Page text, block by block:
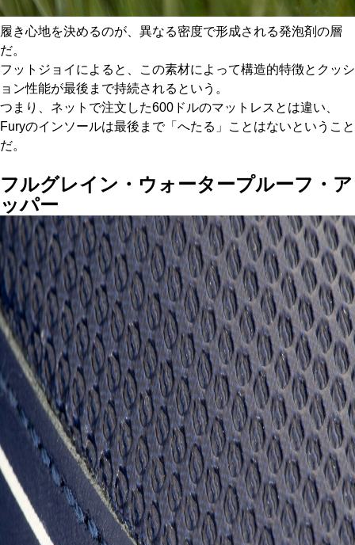
履き心地を決めるのが、異なる密度で形成される発泡剤の層
だ。
フットジョイによると、この素材によって構造的特徴とクッシ
ョン性能が最後まで持続されるという。
つまり、ネットで注文した600ドルのマットレスとは違い、
Furyのインソールは最後まで「へたる」ことはないということ
だ。
フルグレイン・ウォータープルーフ・ア
ッパー